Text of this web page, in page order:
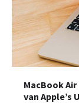
MacBook
van Apple’s